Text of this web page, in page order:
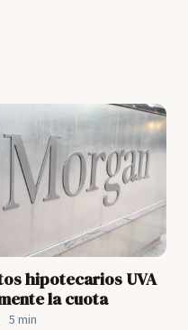
hipotecarios UVA
la cuota
5 min